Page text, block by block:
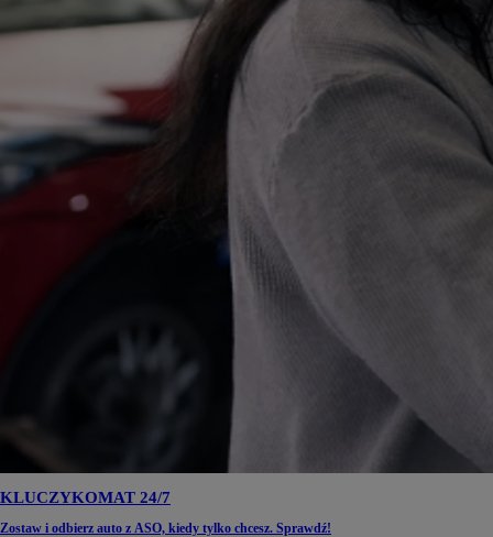
KLUCZYKOMAT 24/7
Zostaw i odbierz auto z ASO, kiedy tylko chcesz. Sprawdź!